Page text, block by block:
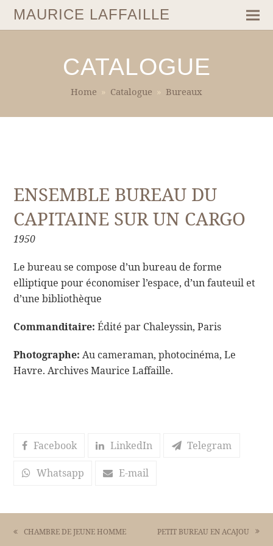
MAURICE LAFFAILLE
CATALOGUE
Home » Catalogue » Bureaux
ENSEMBLE BUREAU DU
CAPITAINE SUR UN CARGO
1950
Le bureau se compose d’un bureau de forme
elliptique pour économiser l’espace, d’un fauteuil et
d’une bibliothèque
Commanditaire: Édité par Chaleyssin, Paris
Photographe: Au cameraman, photocinéma, Le
Havre. Archives Maurice Laffaille.
Facebook LinkedIn Telegram
Whatsapp E-mail
previous
CHAMBRE DE JEUNE HOMME
next
PETIT BUREAU EN ACAJOU